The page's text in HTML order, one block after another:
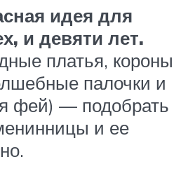
идея для
и девяти лет.
платья, короны
палочки и
фей) — подобрать
и ее